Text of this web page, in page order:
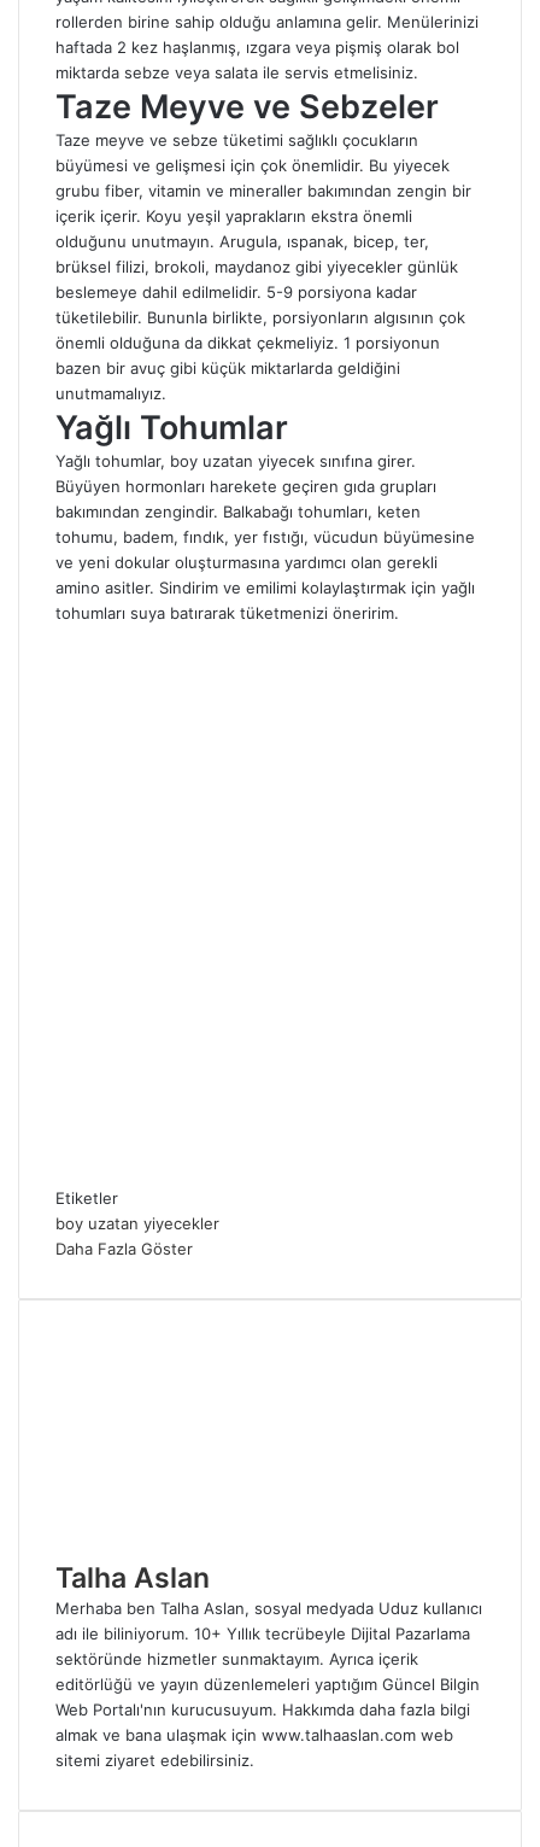
rollerden birine sahip olduğu anlamına gelir. Menülerinizi
haftada 2 kez haşlanmış, ızgara veya pişmiş olarak bol
miktarda sebze veya salata ile servis etmelisiniz.
Taze Meyve ve Sebzeler
Taze meyve ve sebze tüketimi sağlıklı çocukların
büyümesi ve gelişmesi için çok önemlidir. Bu yiyecek
grubu fiber, vitamin ve mineraller bakımından zengin bir
içerik içerir. Koyu yeşil yaprakların ekstra önemli
olduğunu unutmayın. Arugula, ıspanak, bicep, ter,
brüksel filizi, brokoli, maydanoz gibi yiyecekler günlük
beslemeye dahil edilmelidir. 5-9 porsiyona kadar
tüketilebilir. Bununla birlikte, porsiyonların algısının çok
önemli olduğuna da dikkat çekmeliyiz. 1 porsiyonun
bazen bir avuç gibi küçük miktarlarda geldiğini
unutmamalıyız.
Yağlı Tohumlar
Yağlı tohumlar, boy uzatan yiyecek sınıfına girer.
Büyüyen hormonları harekete geçiren gıda grupları
bakımından zengindir. Balkabağı tohumları, keten
tohumu, badem, fındık, yer fıstığı, vücudun büyümesine
ve yeni dokular oluşturmasına yardımcı olan gerekli
amino asitler. Sindirim ve emilimi kolaylaştırmak için yağlı
tohumları suya batırarak tüketmenizi öneririm.
Etiketler
boy uzatan yiyecekler
Daha Fazla Göster
Talha Aslan
Merhaba ben Talha Aslan, sosyal medyada Uduz kullanıcı
adı ile biliniyorum. 10+ Yıllık tecrübeyle Dijital Pazarlama
sektöründe hizmetler sunmaktayım. Ayrıca içerik
editörlüğü ve yayın düzenlemeleri yaptığım Güncel Bilgin
Web Portalı'nın kurucusuyum. Hakkımda daha fazla bilgi
almak ve bana ulaşmak için www.talhaaslan.com web
sitemi ziyaret edebilirsiniz.
e
n